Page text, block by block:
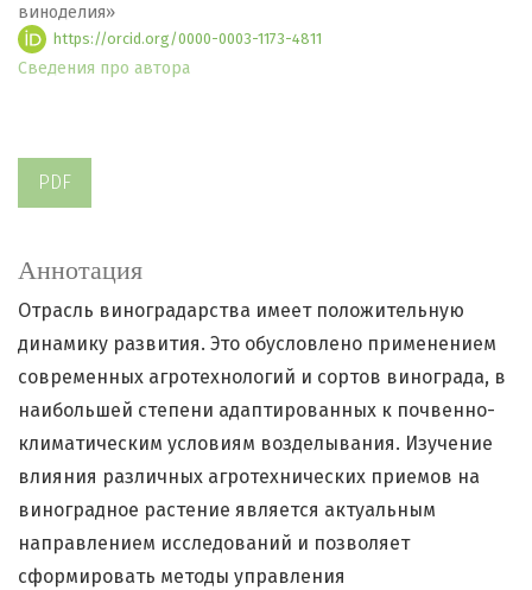
виноделия»
https://orcid.org/0000-0003-1173-4811
Сведения про автора
PDF
Аннотация
Отрасль виноградарства имеет положительную
динамику развития. Это обусловлено применением
современных агротехнологий и сортов винограда, в
наибольшей степени адаптированных к почвенно-
климатическим условиям возделывания. Изучение
влияния различных агротехнических приемов на
виноградное растение является актуальным
направлением исследований и позволяет
сформировать методы управления